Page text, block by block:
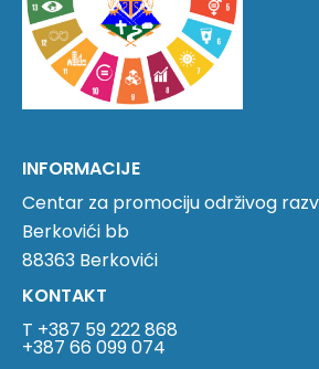
INFORMACIJE
Centar za promociju održivog
Berkovići bb
88363 Berkovići
KONTAKT
T +387 59 222 868
+387 66 099 074